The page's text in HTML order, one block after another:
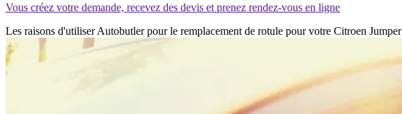
Vous créez votre demande, recevez des devis et prenez rendez-vous en ligne
Les raisons d'utiliser Autobutler pour le remplacement de rotule pour votre Citroen Jumper